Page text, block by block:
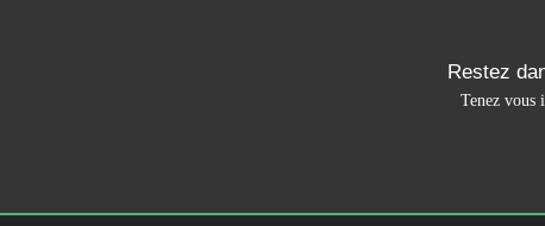
Restez
Tenez vous